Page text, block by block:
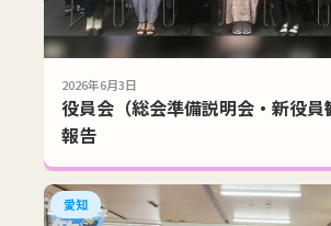
2026年6月3日
役員会（総会準備説明会・新役
報告
愛知